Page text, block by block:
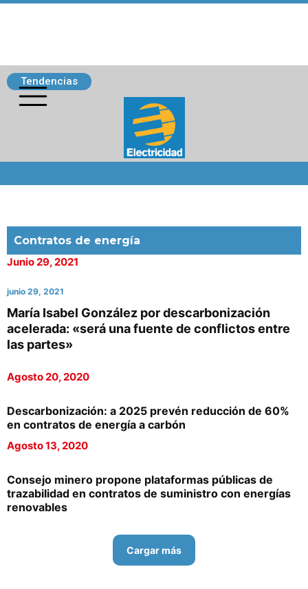
Tendencias
Contratos de energía
Junio 29, 2021
junio 29, 2021
María Isabel González por descarbonización
acelerada: «será una fuente de conflictos entre
las partes»
Agosto 20, 2020
Descarbonización: a 2025 prevén reducción de 60%
en contratos de energía a carbón
Agosto 13, 2020
Consejo minero propone plataformas públicas de
trazabilidad en contratos de suministro con energías
renovables
Cargar más